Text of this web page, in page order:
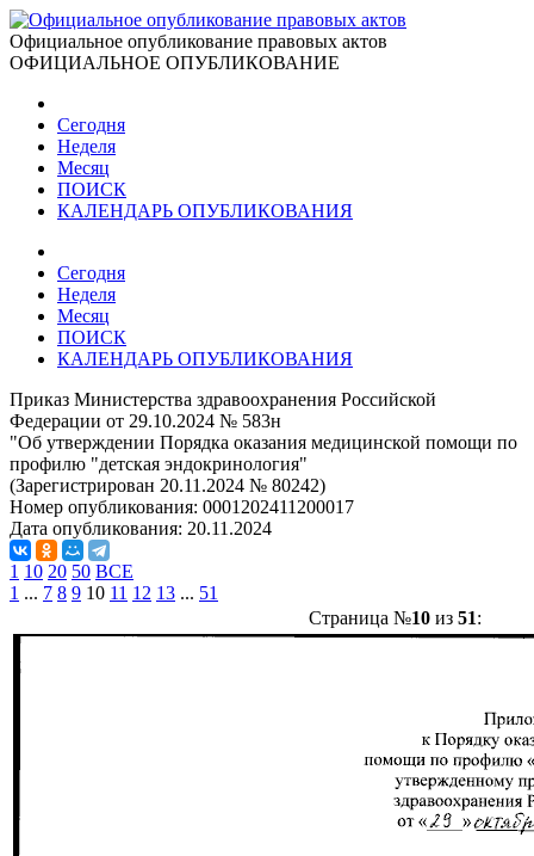
Официальное опубликование правовых актов
ОФИЦИАЛЬНОЕ ОПУБЛИКОВАНИЕ
Сегодня
Неделя
Месяц
ПОИСК
КАЛЕНДАРЬ ОПУБЛИКОВАНИЯ
Сегодня
Неделя
Месяц
ПОИСК
КАЛЕНДАРЬ ОПУБЛИКОВАНИЯ
Приказ Министерства здравоохранения Российской
Федерации от 29.10.2024 № 583н
"Об утверждении Порядка оказания медицинской помощи по
профилю "детская эндокринология"
(Зарегистрирован 20.11.2024 № 80242)
Номер опубликования: 0001202411200017
Дата опубликования: 20.11.2024
1 10 20 50 ВСЕ
1 ... 7 8 9 10 11 12 13 ... 51
Страница №10из 51: